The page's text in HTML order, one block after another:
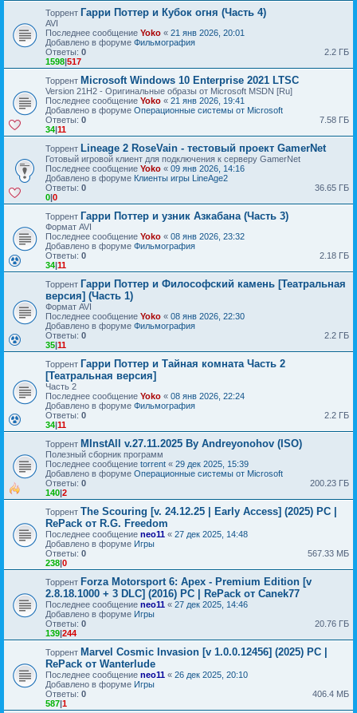
Торрент Гарри Поттер и Кубок огня (Часть 4)
AVI
Последнее сообщение Yoko « 21 янв 2026, 20:01
Добавлено в форуме Фильмография
Ответы: 0
1598|517
2.2 ГБ
Торрент Microsoft Windows 10 Enterprise 2021 LTSC
Version 21H2 - Оригинальные образы от Microsoft MSDN [Ru]
Последнее сообщение Yoko « 21 янв 2026, 19:41
Добавлено в форуме Операционные системы от Microsoft
Ответы: 0
34|11
7.58 ГБ
Торрент Lineage 2 RoseVain - тестовый проект GamerNet
Готовый игровой клиент для подключения к серверу GamerNet
Последнее сообщение Yoko « 09 янв 2026, 14:16
Добавлено в форуме Клиенты игры LineAge2
Ответы: 0
0|0
36.65 ГБ
Торрент Гарри Поттер и узник Азкабана (Часть 3)
Формат AVI
Последнее сообщение Yoko « 08 янв 2026, 23:32
Добавлено в форуме Фильмография
Ответы: 0
34|11
2.18 ГБ
Торрент Гарри Поттер и Философский камень [Театральная
версия] (Часть 1)
Формат AVI
Последнее сообщение Yoko « 08 янв 2026, 22:30
Добавлено в форуме Фильмография
Ответы: 0
35|11
2.2 ГБ
Торрент Гарри Поттер и Тайная комната Часть 2
[Театральная версия]
Часть 2
Последнее сообщение Yoko « 08 янв 2026, 22:24
Добавлено в форуме Фильмография
Ответы: 0
34|11
2.2 ГБ
Торрент MInstAll v.27.11.2025 By Andreyonohov (ISO)
Полезный сборник программ
Последнее сообщение torrent « 29 дек 2025, 15:39
Добавлено в форуме Операционные системы от Microsoft
Ответы: 0
140|2
200.23 ГБ
Торрент The Scouring [v. 24.12.25 | Early Access] (2025) PC |
RePack от R.G. Freedom
Последнее сообщение neo11 « 27 дек 2025, 14:48
Добавлено в форуме Игры
Ответы: 0
238|0
567.33 МБ
Торрент Forza Motorsport 6: Apex - Premium Edition [v
2.8.18.1000 + 3 DLC] (2016) PC | RePack от Canek77
Последнее сообщение neo11 « 27 дек 2025, 14:46
Добавлено в форуме Игры
Ответы: 0
139|244
20.76 ГБ
Торрент Marvel Cosmic Invasion [v 1.0.0.12456] (2025) PC |
RePack от Wanterlude
Последнее сообщение neo11 « 26 дек 2025, 20:10
Добавлено в форуме Игры
Ответы: 0
587|1
406.4 МБ